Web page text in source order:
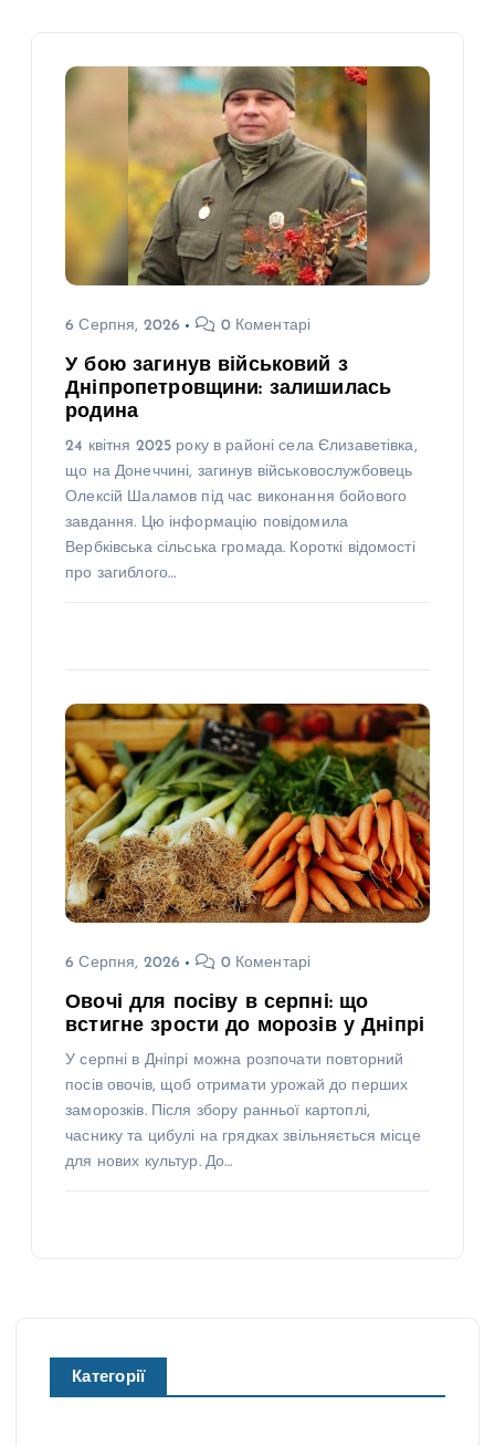
6 Серпня, 2026 0 Коментарі
У бою загинув військовий з
Дніпропетровщини: залишилась
родина
24 квітня 2025 року в районі села Єлизаветівка,
що на Донеччині, загинув військовослужбовець
Олексій Шаламов під час виконання бойового
завдання. Цю інформацію повідомила
Вербківська сільська громада. Короткі відомості
про загиблого…
6 Серпня, 2026 0 Коментарі
Овочі для посіву в серпні: що
встигне зрости до морозів у Дніпрі
У серпні в Дніпрі можна розпочати повторний
посів овочів, щоб отримати урожай до перших
заморозків. Після збору ранньої картоплі,
часнику та цибулі на грядках звільняється місце
для нових культур. До…
Категорії